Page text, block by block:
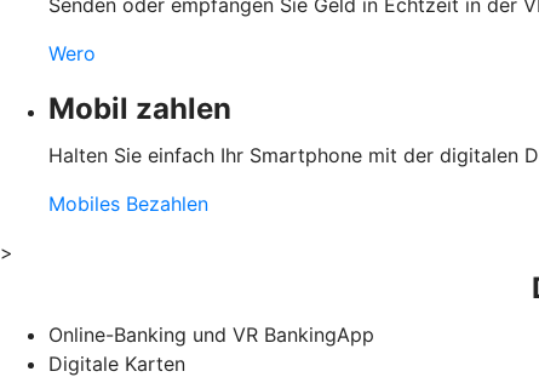
Wero
Mobil zahlen
Halten Sie einfach Ihr Smartphone mit der digitalen
Mobiles Bezahlen
>
Online-Banking und VR BankingApp
Digitale Karten